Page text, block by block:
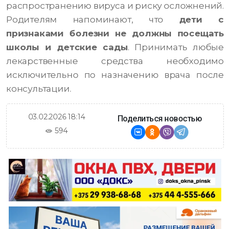
распространению вируса и риску осложнений.
Родителям напоминают, что дети с
признаками болезни не должны посещать
школы и детские сады. Принимать любые
лекарственные средства необходимо
исключительно по назначению врача после
консультации.
03.02.2026 18:14
594
Поделиться новостью